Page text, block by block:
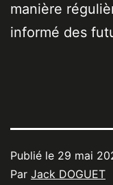
manière
informé des
Publié le 29 mai
Par Jack DOGUET